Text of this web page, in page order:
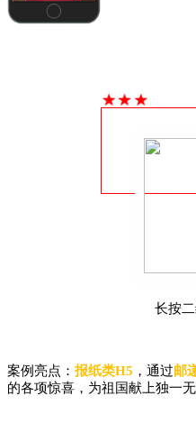
长按
案例亮点： 报纸类H5 ，通过邮
的各项惊喜，为祖国献上独一无